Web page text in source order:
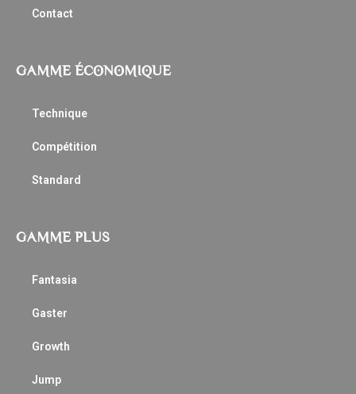
Contact
GAMME ÉCONOMIQUE
Technique
Compétition
Standard
GAMME PLUS
Fantasia
Gaster
Growth
Jump